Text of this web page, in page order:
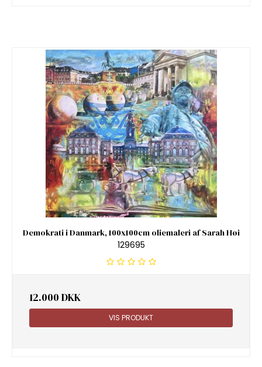
Demokrati i Danmark, 100x100cm oliemaleri af Sarah Høi
129695
12.000 DKK
VIS PRODUKT